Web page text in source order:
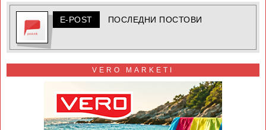
E-POST ПОСЛЕДНИ ПОСТОВИ
VERO MARKETI